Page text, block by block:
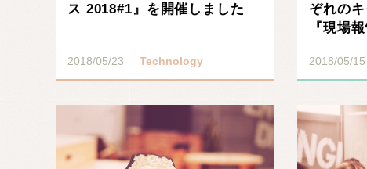
ス 2018#1』を開催しました
2018/05/23 Technology
ぞれの
『現場報
2018/05/15